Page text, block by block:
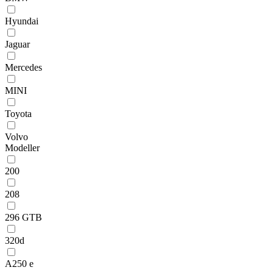
Hyundai
Jaguar
Mercedes
MINI
Toyota
Volvo
Modeller
200
208
296 GTB
320d
A250 e